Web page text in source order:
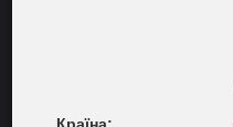
Країна: